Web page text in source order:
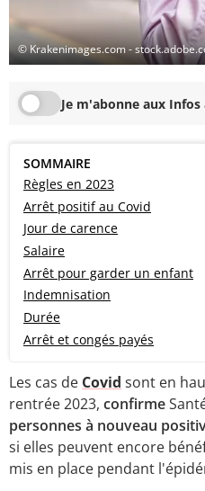
© Krakenimages.com -
Je m'abonne aux
SOMMAIRE
Règles en 2023
Arrêt positif au Covid
Jour de carence
Salaire
Arrêt pour garder un enfant
Indemnisation
Durée
Arrêt et congés payés
Les cas de Covid sont en
rentrée 2023, confirme
personnes à nouveau
si elles peuvent encore
mis en place pendant